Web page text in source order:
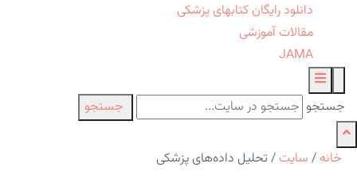
دانلود رایگان کتابهای پزشکی
مقالات آموزشی
JAMA
جستجو جستجو
خانه / سایت / تحلیل داده‌های پزشکی